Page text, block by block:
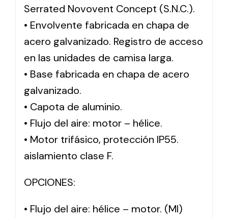
Serrated Novovent Concept (S.N.C.).
• Envolvente fabricada en chapa de
acero galvanizado. Registro de acceso
en las unidades de camisa larga.
• Base fabricada en chapa de acero
galvanizado.
• Capota de aluminio.
• Flujo del aire: motor – hélice.
• Motor trifásico, protección IP55.
aislamiento clase F.
OPCIONES:
• Flujo del aire: hélice – motor. (MI)